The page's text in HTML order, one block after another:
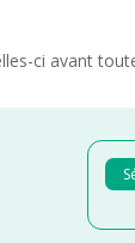
ci avant